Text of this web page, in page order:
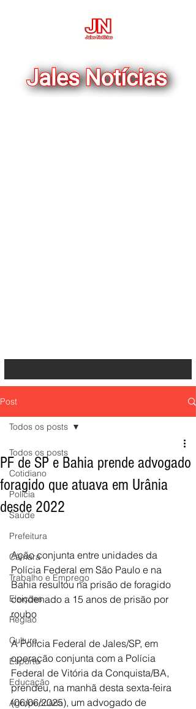
Post
Todos os posts
Cotidiano
Polícia
Saúde
Prefeitura
Câmara
Trabalho e Emprego
Eleições
Região
Cultura
Esporte
Educação
Agropecuária
Todos os posts
PF de SP e Bahia prende advogado
foragido que atuava em Urânia
desde 2022
Ação conjunta entre unidades da
Polícia Federal em São Paulo e na
Bahia resultou na prisão de foragido
condenado a 15 anos de prisão por
roubo
A Polícia Federal de Jales/SP, em
operação conjunta com a Polícia
Federal de Vitória da Conquista/BA,
prendeu, na manhã desta sexta-feira
(06/06/2025), um advogado de